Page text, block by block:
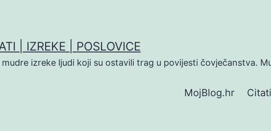
| IZREKE | POSLOVICE
izreke ljudi koji su ostavili trag u povijesti čovječanstva.
MojBlog.hr